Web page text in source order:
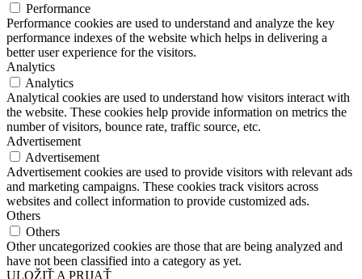
Performance
Performance cookies are used to understand and analyze the key
performance indexes of the website which helps in delivering a
better user experience for the visitors.
Analytics
Analytics
Analytical cookies are used to understand how visitors interact with
the website. These cookies help provide information on metrics the
number of visitors, bounce rate, traffic source, etc.
Advertisement
Advertisement
Advertisement cookies are used to provide visitors with relevant ads
and marketing campaigns. These cookies track visitors across
websites and collect information to provide customized ads.
Others
Others
Other uncategorized cookies are those that are being analyzed and
have not been classified into a category as yet.
ULOŽIŤ A PRIJAŤ